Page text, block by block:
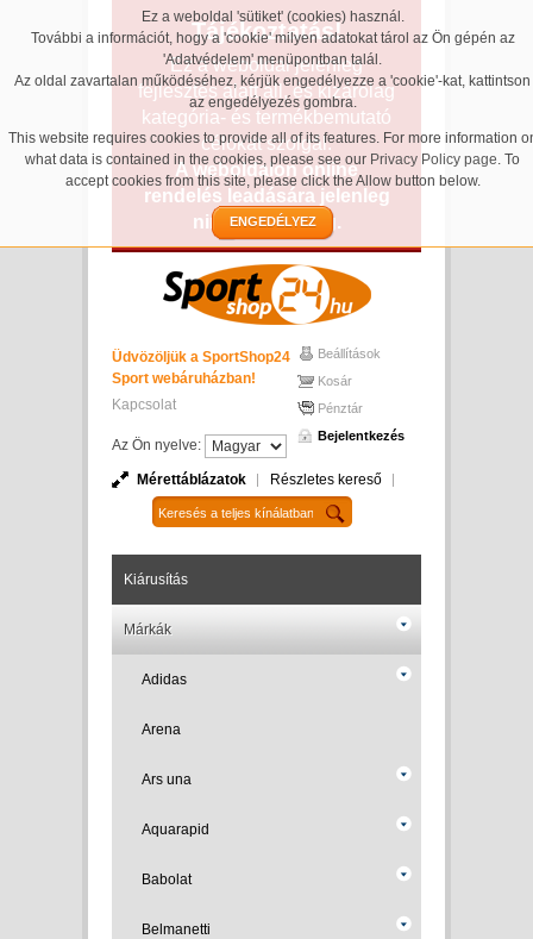
Ez a weboldal 'sütiket' (cookies) használ.
További a információt, hogy a 'cookie' milyen adatokat tárol az Ön gépén az
'Adatvédelem' menüpontban talál.
Az oldal zavartalan működéséhez, kérjük engedélyezze a 'cookie'-kat, kattintson
az engedélyezés gombra.
This website requires cookies to provide all of its features. For more information
what data is contained in the cookies, please see our Privacy Policy page. To
accept cookies from this site, please click the Allow button below.
ENGEDÉLYEZ
Tájékoztatás!
Ez a weboldal jelenleg
fejlesztés alatt áll, és kizárólag
kategória- és termékbemutató
célokat szolgál.
A weboldalon online
rendelés leadására jelenleg
nincs lehetőség.
Üdvözöljük a SportShop24
Sport webáruházban!
Kapcsolat
Az Ön nyelve:
Beállítások
Kosár
Pénztár
Bejelentkezés
Mérettáblázatok Részletes kereső
Kiárusítás
Márkák
Adidas
Arena
Ars una
Aquarapid
Babolat
Belmanetti